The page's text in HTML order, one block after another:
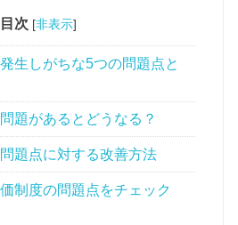
目次 [非表示]
生しがちな5つの問題点と
題があるとどうなる？
題点に対する改善方法
制度の問題点をチェック